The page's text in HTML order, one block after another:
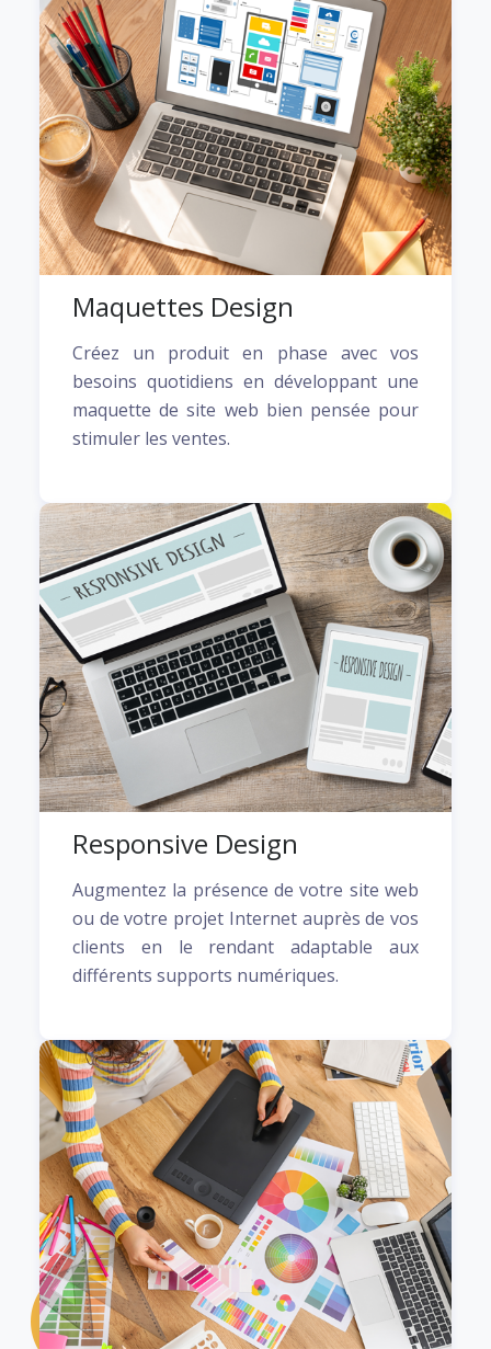
Maquettes Design
Créez un produit en phase avec vos
besoins quotidiens en développant une
maquette de site web bien pensée pour
stimuler les ventes.
Responsive Design
Augmentez la présence de votre site web
ou de votre projet Internet auprès de vos
clients en le rendant adaptable aux
différents supports numériques.